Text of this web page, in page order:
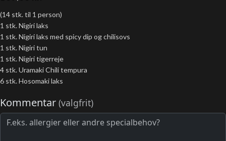
(14 stk. til 1 person)
1 stk. Nigiri laks
1 stk. Nigiri laks med spicy dip og chilisovs
1 stk. Nigiri tun
1 stk. Nigiri tigerreje
4 stk. Uramaki Chili tempura
6 stk. Hosomaki laks